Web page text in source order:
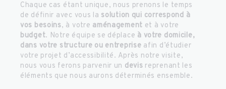
Chaque cas étant unique, nous prenons le temps
de définir avec vous la solution qui correspond à
vos besoins, à votre aménagement et à votre
budget. Notre équipe se déplace à votre domicile,
dans votre structure ou entreprise afin d’étudier
votre projet d’accessibilité. Après notre visite,
nous vous ferons parvenir un devis reprenant les
éléments que nous aurons déterminés ensemble.